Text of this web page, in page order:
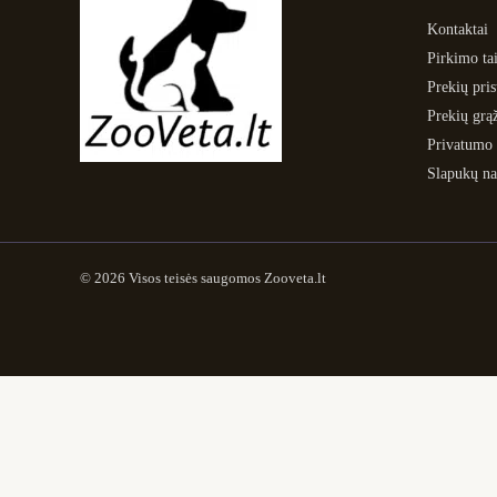
Kontaktai
Pirkimo
Prekių
Prekių
Slapukų
© 2026 Visos teisės saugomos Zooveta.lt